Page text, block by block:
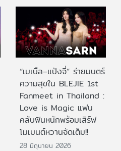
“เมเบิ้ล–แป้งจี่” ร่ายมนตร์
ความสุขใน BLEJIE 1st
Fanmeet in Thailand :
Love is Magic แฟน
คลับฟินหนักพร้อมเสิร์ฟ
โมเมนต์หวานจัดเต็ม!!
28 มิถุนายน 2026